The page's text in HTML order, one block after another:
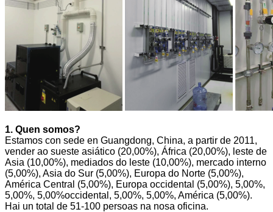
1. Quen somos?
Estamos con sede en Guangdong, China, a partir de 2011,
vender ao sueste asiático (20,00%), África (20,00%), leste de
Asia (10,00%), mediados do leste (10,00%), mercado interno
(5,00%), Asia do Sur (5,00%), Europa do Norte (5,00%),
América Central (5,00%), Europa occidental (5,00%), 5,00%,
5,00%, 5,00%occidental, 5,00%, 5,00%, América (5,00%).
Hai un total de 51-100 persoas na nosa oficina.